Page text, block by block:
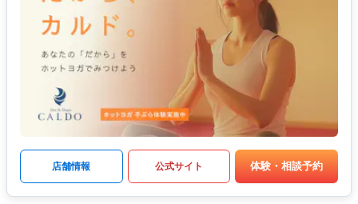
店舗情報 公式サイト 体験・相談予約